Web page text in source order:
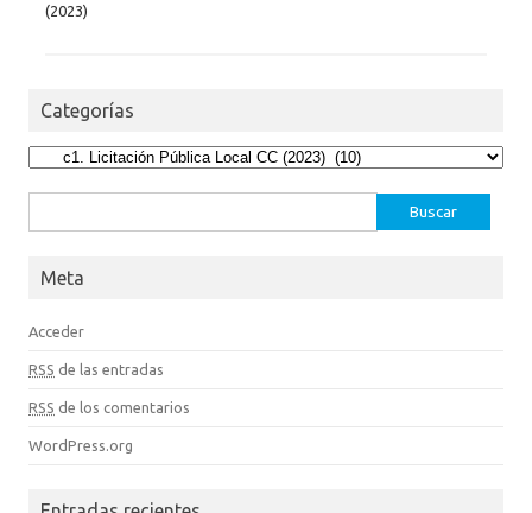
(2023)
Categorías
Categorías
Meta
Acceder
RSS de las entradas
RSS de los comentarios
WordPress.org